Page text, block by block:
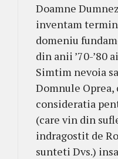
Doamne
inventam
domeniu
din anii ’70-’80
Simtim nevoia
Domnule
consideratia
(care vin din
indragostit de
sunteti Dvs.)